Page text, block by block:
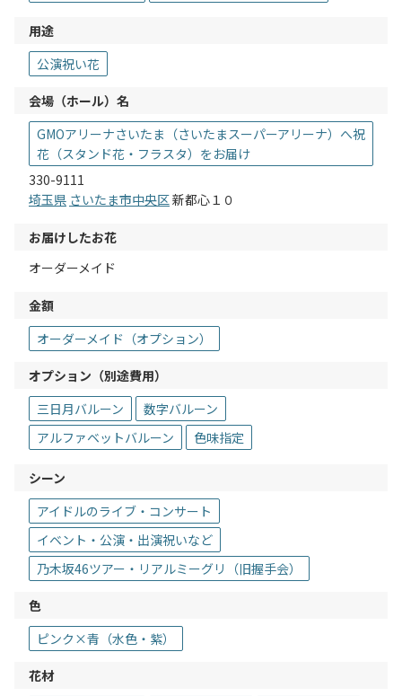
用途
公演祝い花
会場（ホール）名
GMOアリーナさいたま（さいたまスーパーアリーナ）へ祝
花（スタンド花・フラスタ）をお届け
330-9111
埼玉県 さいたま市中央区新都心１０
お届けしたお花
オーダーメイド
金額
オーダーメイド（オプション）
オプション（別途費用）
三日月バルーン
数字バルーン
アルファベットバルーン
色味指定
シーン
アイドルのライブ・コンサート
イベント・公演・出演祝いなど
乃木坂46ツアー・リアルミーグリ（旧握手会）
色
ピンク×青（水色・紫）
花材